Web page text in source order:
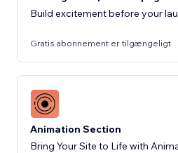
Build excitement before your
Gratis abonnement er tilgængeligt
Animation Section
Bring Your Site to Life with